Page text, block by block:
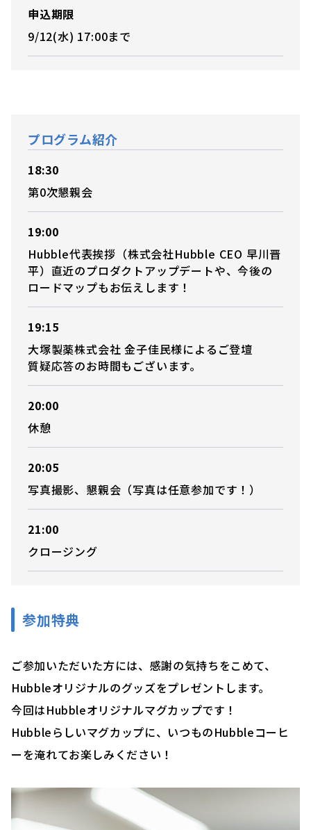
申込期限
9/12(水) 17:00まで
プログラム紹介
18:30
第0次懇親会
19:00
Hubble代表挨拶（株式会社Hubble CEO 早川晋
平）直近のプロダクトアップデートや、今後の
ロードマップもお伝えします！
19:15
大塚製薬株式会社 金子佳民様によるご登壇
質疑応答のお時間もございます。
20:00
休憩
20:05
写真撮影、懇親会（写真は任意参加です！）
21:00
クロージング
参加特典
ご参加いただいた方には、感謝の気持ちをこめて、
Hubbleオリジナルのグッズをプレゼントします。
今回はHubbleオリジナルマグカップです！
Hubbleらしいマグカップに、いつものHubbleコーヒ
ーを淹れてお楽しみください！